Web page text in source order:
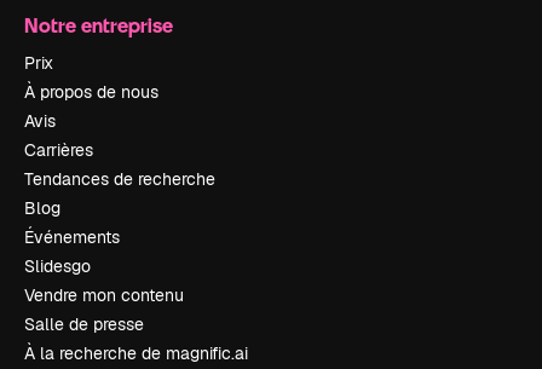
Notre entreprise
Prix
À propos de nous
Avis
Carrières
Tendances de recherche
Blog
Événements
Slidesgo
Vendre mon contenu
Salle de presse
À la recherche de magnific.ai